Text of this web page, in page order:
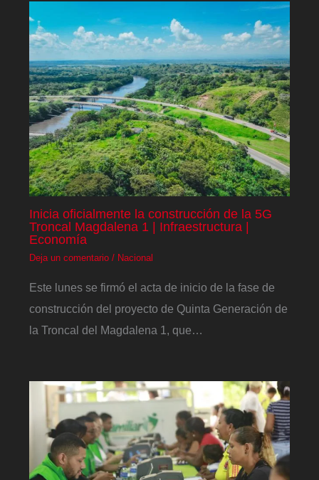
Inicia oficialmente la construcción de la 5G
Troncal Magdalena 1 | Infraestructura |
Economía
Deja un comentario / Nacional
Este lunes se firmó el acta de inicio de la fase de
construcción del proyecto de Quinta Generación de
la Troncal del Magdalena 1, que…